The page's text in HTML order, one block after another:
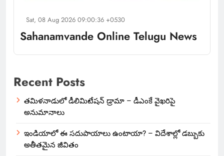
Sat, 08 Aug 2026 09:00:36 +0530
Sahanamvande Online Telugu News
Recent Posts
తమిళనాడులో డీలిమిటేషన్ డ్రామా – డీఎంకే వైఖరిపై
అనుమానాలు
ఇండియాలో‌ ఈ సదుపాయాలు ఉంటాయా? – విదేశాల్లో డబ్బుకు
అతీతమైన జీవితం